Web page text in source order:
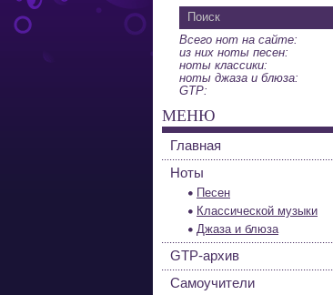
Всего нот на сайте:
из них ноты песен:
ноты классики:
ноты джаза и блюза:
GTP:
МЕНЮ
Главная
Ноты
Песен
Классической музыки
Джаза и блюза
GTP-архив
Самоучители